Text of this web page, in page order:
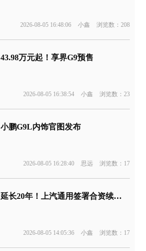
2026-08-05 16:48:06 小鑫 浏览数：208
43.98万元起！享界G9预售
2026-08-05 16:38:54 小鑫 浏览数：23
小鹏G9L内饰官图发布
2026-08-05 16:28:40 思远 浏览数：17
延长20年！上汽通用签署合资续约协议
2026-08-05 14:05:36 小鑫 浏览数：17